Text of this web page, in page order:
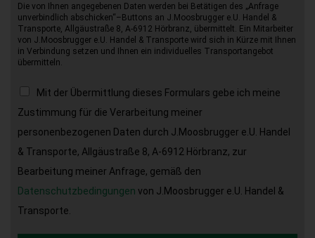
Die von Ihnen angegebenen Daten werden bei Betätigen des „Anfrage
unverbindlich abschicken“–Buttons an J.Moosbrugger e.U. Handel &
Transporte, Allgäustraße 8, A-6912 Hörbranz, übermittelt. Ein Mitarbeiter
von J.Moosbrugger e.U. Handel & Transporte wird sich in Kürze mit Ihnen
in Verbindung setzen und Ihnen ein individuelles Transportangebot
übermitteln.
Mit der Übermittlung dieses Formulars gebe ich meine
Zustimmung für die Verarbeitung meiner
personenbezogenen Daten durch J.Moosbrugger e.U. Handel
& Transporte, Allgäustraße 8, A-6912 Hörbranz, zur
Bearbeitung meiner Anfrage, gemäß den
Datenschutzbedingungen von J.Moosbrugger e.U. Handel &
Transporte.